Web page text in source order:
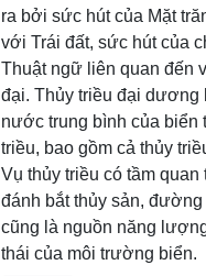
ra bởi sức hút của Mặt
với Trái đất, sức hút của
Thuật ngữ liên quan đến
đại. Thủy triều đại dương
nước trung bình của biển
triều, bao gồm cả thủy
Vụ thủy triều có tầm
đánh bắt thủy sản,
cũng là nguồn năng
thái của môi trường biển.